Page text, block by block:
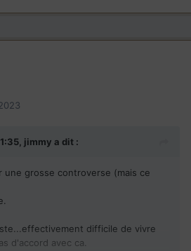
jimmy a dit :
une grosse controverse (mais ce
difficile de vivre
d'accord avec ca.